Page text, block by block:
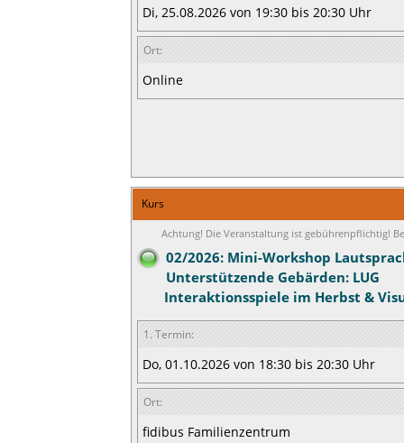
Di, 25.08.2026 von 19:30 bis 20:30 Uhr
Ort:
Online
Kurs
Achtung! Die Veranstaltung ist gebührenpflichtig!
02/2026: Mini-Workshop
Unterstützende Gebärden: LUG
Interaktionsspiele im Herbst &
1. Termin:
Do, 01.10.2026 von 18:30 bis 20:30 Uhr
Ort:
fidibus Familienzentrum